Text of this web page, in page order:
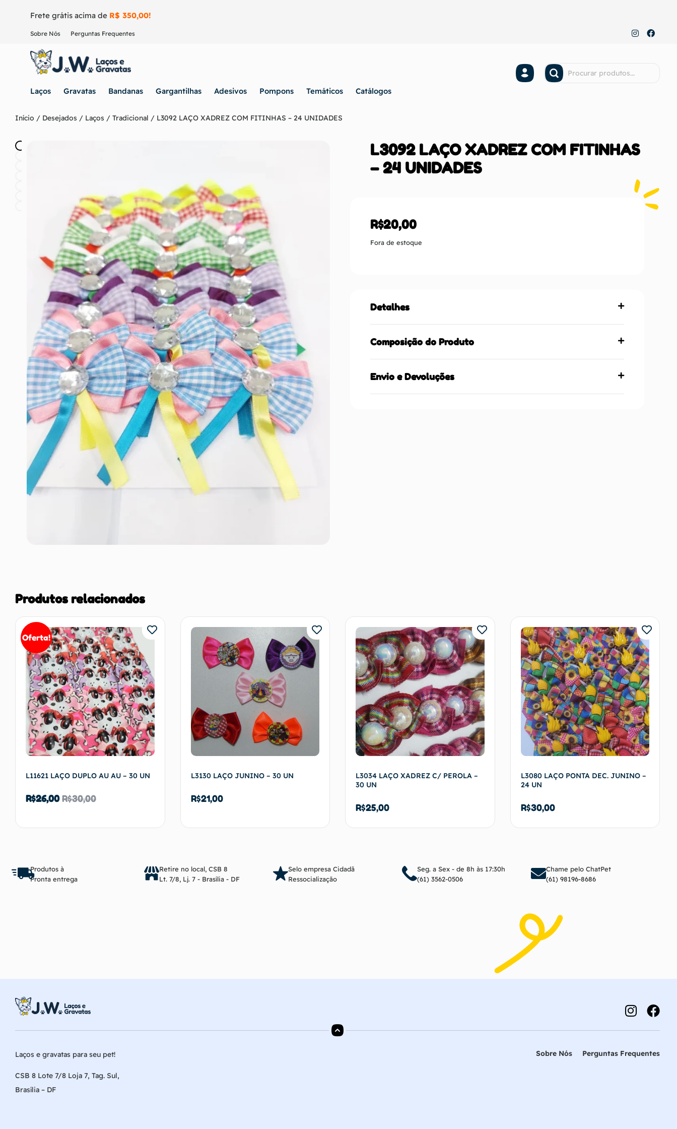
Frete grátis acima de R$ 350,00!
Sobre Nós Perguntas Frequentes
Laços Gravatas Bandanas Gargantilhas Adesivos Pompons Temáticos Catálogos
Início / Desejados / Laços / Tradicional / L3092 LAÇO XADREZ COM FITINHAS – 24 UNIDADES
L3092 LAÇO XADREZ COM FITINHAS
– 24 UNIDADES
R$20,00
Fora de estoque
Detalhes
Composição do Produto
Envio e Devoluções
Produtos relacionados
Oferta!
L11621 LAÇO DUPLO AU AU – 30 UN
R$30,00
R$26,00
L3130 LAÇO JUNINO – 30 UN
R$21,00
Adicionar ao carrinho
L3034 LAÇO XADREZ C/ PEROLA –
30 UN
R$25,00
Adicionar ao carrinho
L3080 LAÇO PONTA DEC. JUNINO –
24 UN
R$30,00
Adicionar ao carrinho
Produtos à
Pronta entrega
Retire no local, CSB 8
Lt. 7/8, Lj. 7 - Brasília - DF
Selo empresa Cidadã
Ressocialização
Seg. a Sex - de 8h às 17:30h
(61) 3562-0506
Chame pelo ChatPet
(61) 98196-8686
Laços e gravatas para seu pet!
CSB 8 Lote 7/8 Loja 7, Tag. Sul,
Brasília – DF
Sobre Nós Perguntas Frequentes